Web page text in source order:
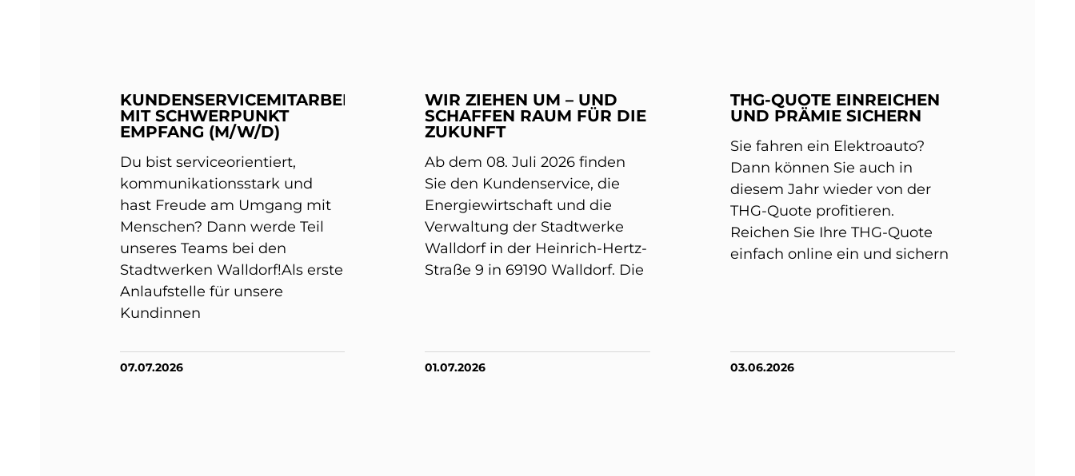
KUNDENSERVICEMITARBEITER
MIT SCHWERPUNKT
EMPFANG (M/W/D)
Du bist serviceorientiert,
kommunikationsstark und
hast Freude am Umgang mit
Menschen? Dann werde Teil
unseres Teams bei den
Stadtwerken Walldorf!Als erste
Anlaufstelle für unsere
Kundinnen
07.07.2026
WIR ZIEHEN UM – UND
SCHAFFEN RAUM FÜR DIE
ZUKUNFT
Ab dem 08. Juli 2026 finden
Sie den Kundenservice, die
Energiewirtschaft und die
Verwaltung der Stadtwerke
Walldorf in der Heinrich-Hertz-
Straße 9 in 69190 Walldorf. Die
01.07.2026
THG-QUOTE EINREICHEN
UND PRÄMIE SICHERN
Sie fahren ein Elektroauto?
Dann können Sie auch in
diesem Jahr wieder von der
THG-Quote profitieren.
Reichen Sie Ihre THG-Quote
einfach online ein und sichern
03.06.2026